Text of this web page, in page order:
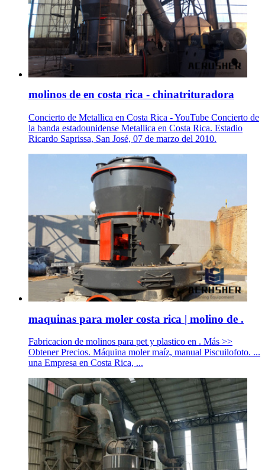
molinos de en costa rica - chinatrituradora
Concierto de Metallica en Costa Rica - YouTube Concierto de
la banda estadounidense Metallica en Costa Rica. Estadio
Ricardo Saprissa, San José, 07 de marzo del 2010.
maquinas para moler costa rica | molino de .
Fabricacion de molinos para pet y plastico en . Más >>
Obtener Precios. Máquina moler maíz, manual Piscuilofoto. ...
una Empresa en Costa Rica, ...